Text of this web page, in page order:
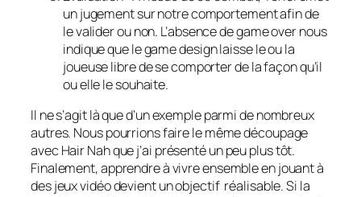
un jugement sur notre comportement afin de
le valider ou non. L’absence degame overnous
indique que legame designlaisse le ou la
joueuse libre de se comporter de la façon qu’il
ou elle le souhaite.
Il ne s’agit là que d’un exemple parmi de nombreux
autres. Nous pourrions faire le même découpage
avec Hair Nahque j’ai présenté un peu plus tôt.
Finalement, apprendre à vivre ensemble en jouant à
des jeux vidéo devient un objectif réalisable. Si la